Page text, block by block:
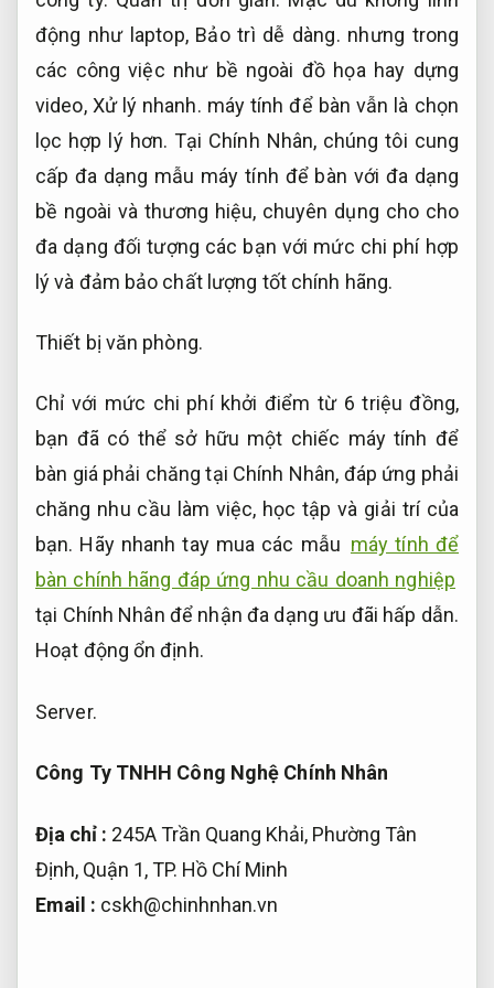
động như laptop, Bảo trì dễ dàng. nhưng trong
các công việc như bề ngoài đồ họa hay dựng
video, Xử lý nhanh. máy tính để bàn vẫn là chọn
lọc hợp lý hơn. Tại Chính Nhân, chúng tôi cung
cấp đa dạng mẫu máy tính để bàn với đa dạng
bề ngoài và thương hiệu, chuyên dụng cho cho
đa dạng đối tượng các bạn với mức chi phí hợp
lý và đảm bảo chất lượng tốt chính hãng.
Thiết bị văn phòng.
Chỉ với mức chi phí khởi điểm từ 6 triệu đồng,
bạn đã có thể sở hữu một chiếc máy tính để
bàn giá phải chăng tại Chính Nhân, đáp ứng phải
chăng nhu cầu làm việc, học tập và giải trí của
bạn. Hãy nhanh tay mua các mẫu máy tính để
bàn chính hãng đáp ứng nhu cầu doanh nghiệp
tại Chính Nhân để nhận đa dạng ưu đãi hấp dẫn.
Hoạt động ổn định.
Server.
Công Ty TNHH Công Nghệ Chính Nhân
Địa chỉ : 245A Trần Quang Khải, Phường Tân
Định, Quận 1, TP. Hồ Chí Minh
Email : cskh@chinhnhan.vn